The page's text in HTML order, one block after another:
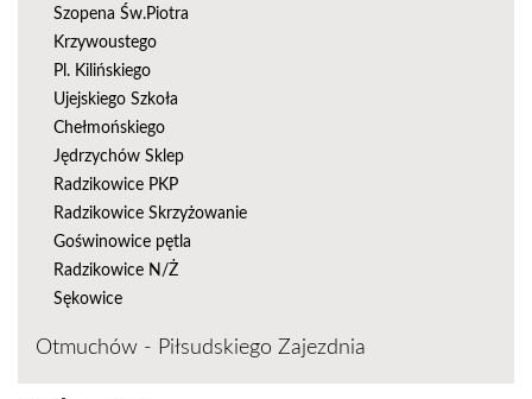
Szopena Św.Piotra
Krzywoustego
Pl. Kilińskiego
Ujejskiego Szkoła
Chełmońskiego
Jędrzychów Sklep
Radzikowice PKP
Radzikowice Skrzyżowanie
Goświnowice pętla
Radzikowice N/Ż
Sękowice
Otmuchów - Piłsudskiego Zajezdnia